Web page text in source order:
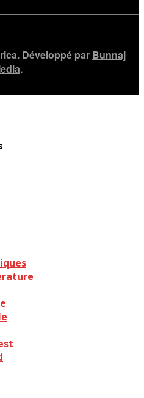
Développé par Bunnaj
.